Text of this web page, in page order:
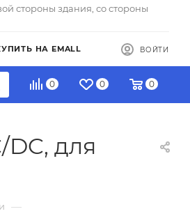
стороны здания, со стороны
НА EMALL ВОЙТИ
0 0 0
DC, для
—